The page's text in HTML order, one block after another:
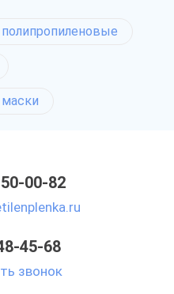
00-82
45-68
звонок